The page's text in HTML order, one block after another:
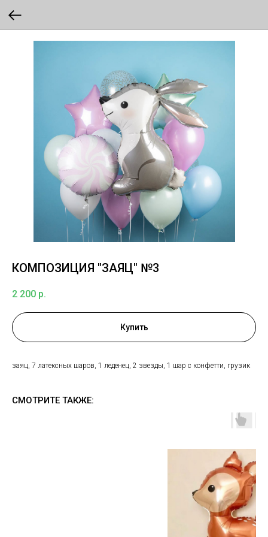
КОМПОЗИЦИЯ "ЗАЯЦ" №3
2 200 р.
Купить
заяц, 7 латексных шаров, 1 леденец, 2 звезды, 1 шар с конфетти, грузик
СМОТРИТЕ ТАКЖЕ: